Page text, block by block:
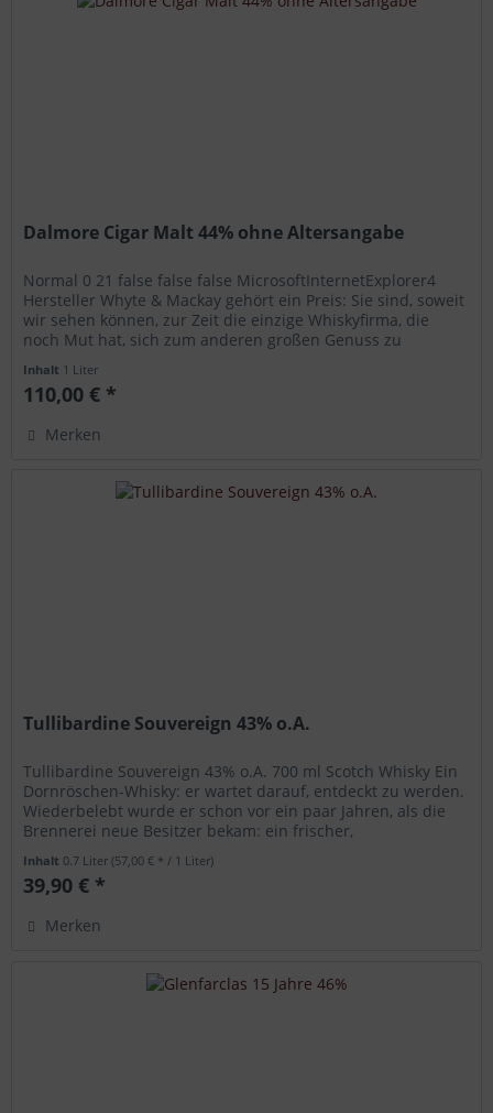
Dalmore Cigar Malt 44% ohne Altersangabe
Normal 0 21 false false false MicrosoftInternetExplorer4
Hersteller Whyte & Mackay gehört ein Preis: Sie sind, soweit
wir sehen können, zur Zeit die einzige Whiskyfirma, die
noch Mut hat, sich zum anderen großen Genuss zu
Inhalt 1 Liter
110,00 € *
Merken
Tullibardine Souvereign 43% o.A.
Tullibardine Souvereign 43% o.A. 700 ml Scotch Whisky Ein
Dornröschen-Whisky: er wartet darauf, entdeckt zu werden.
Wiederbelebt wurde er schon vor ein paar Jahren, als die
Brennerei neue Besitzer bekam: ein frischer,
Inhalt 0.7 Liter(57,00 € * / 1 Liter)
39,90 € *
Merken